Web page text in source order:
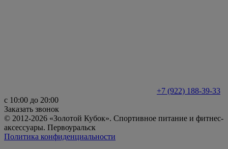
+7 (922) 188-39-33
с 10:00 до 20:00
Заказать звонок
© 2012-2026 «Золотой Кубок». Спортивное питание и фитнес-
аксессуары. Первоуральск
Политика конфиденциальности